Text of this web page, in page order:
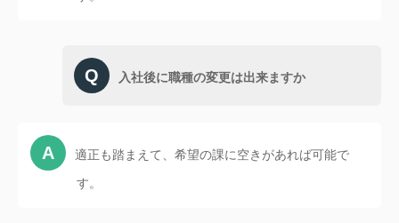
入社後に職種の変更は出来ますか
適正も踏まえて、希望の課に空きがあれば可能で
す。